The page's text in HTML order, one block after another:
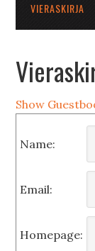
VIERASKIRJA
Show
Name:
Email:
Homepage: